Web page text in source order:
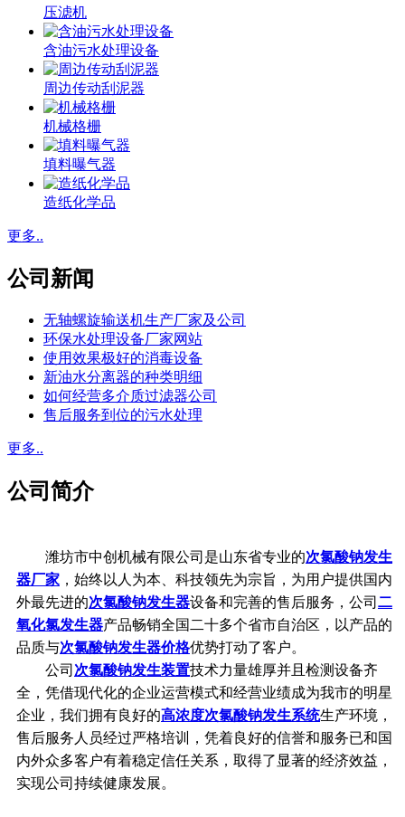
压滤机
含油污水处理设备
周边传动刮泥器
机械格栅
填料曝气器
造纸化学品
更多..
公司新闻
无轴螺旋输送机生产厂家及公司
环保水处理设备厂家网站
使用效果极好的消毒设备
新油水分离器的种类明细
如何经营多介质过滤器公司
售后服务到位的污水处理
更多..
公司简介
潍坊市中创机械有限公司是山东省专业的次氯酸钠发生
器厂家 ，始终以人为本、科技领先为宗旨，为用户提供国内
外最先进的次氯酸钠发生器设备和完善的售后服务，公司 二
氧化氯发生器产品畅销全国二十多个省市自治区，以产品的
品质与次氯酸钠发生器价格优势打动了客户。
公司 次氯酸钠发生装置技术力量雄厚并且检测设备齐
全，凭借现代化的企业运营模式和经营业绩成为我市的明星
企业，我们拥有良好的高浓度次氯酸钠发生系统生产环境，
售后服务人员经过严格培训，凭着良好的信誉和服务已和国
内外众多客户有着稳定信任关系，取得了显著的经济效益，
实现公司持续健康发展。